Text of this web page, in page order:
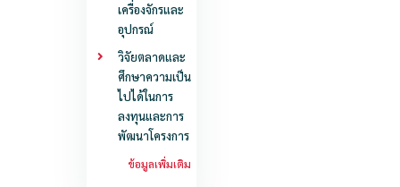
เครื่องจักรและ
อุปกรณ์
วิจัยตลาดและ
ศึกษาความเป็น
ไปได้ในการ
ลงทุนและการ
พัฒนาโครงการ
ข้อมูลเพิ่มเติม